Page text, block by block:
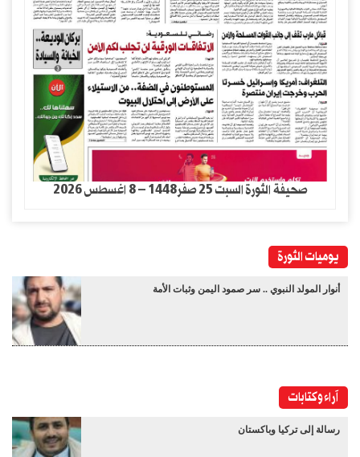
صحيفة الثورة السبت 25 صفر1448 – 8 اغسطس 2026
يوميات الثورة
أنوار المولد النبوي .. سر صمود اليمن وثبات الأمة
آراء وكتابات
رسالة إلى تركيا وباكستان